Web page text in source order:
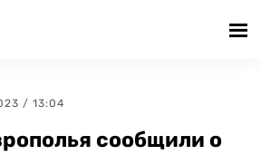
/ 13:04
сообщили о